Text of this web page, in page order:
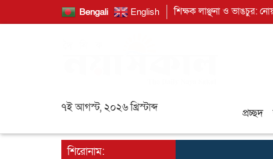
Bengali English শিক্ষক লাঞ্ছনা ও ভাঙচুর:
৭ই আগস্ট, ২০২৬ খ্রিস্টাব্দ প্রচ্ছদ
শিরোনাম: